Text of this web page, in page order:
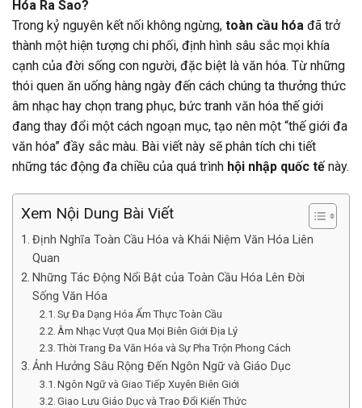
Hóa Ra Sao?
Trong kỷ nguyên kết nối không ngừng, toàn cầu hóa đã trở
thành một hiện tượng chi phối, định hình sâu sắc mọi khía
cạnh của đời sống con người, đặc biệt là văn hóa. Từ những
thói quen ăn uống hàng ngày đến cách chúng ta thưởng thức
âm nhạc hay chọn trang phục, bức tranh văn hóa thế giới
đang thay đổi một cách ngoạn mục, tạo nên một “thế giới đa
văn hóa” đầy sắc màu. Bài viết này sẽ phân tích chi tiết
những tác động đa chiều của quá trình hội nhập quốc tếnày.
Xem Nội Dung Bài Viết
Định Nghĩa Toàn Cầu Hóa và Khái Niệm Văn Hóa Liên
Quan
Những Tác Động Nổi Bật của Toàn Cầu Hóa Lên Đời
Sống Văn Hóa
Sự Đa Dạng Hóa Ẩm Thực Toàn Cầu
Âm Nhạc Vượt Qua Mọi Biên Giới Địa Lý
Thời Trang Đa Văn Hóa và Sự Pha Trộn Phong Cách
Ảnh Hưởng Sâu Rộng Đến Ngôn Ngữ và Giáo Dục
Ngôn Ngữ và Giao Tiếp Xuyên Biên Giới
Giao Lưu Giáo Dục và Trao Đổi Kiến Thức